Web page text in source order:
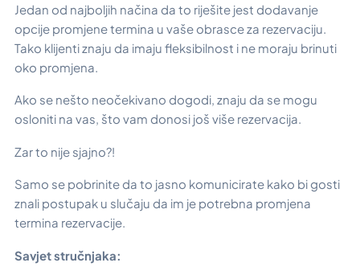
Jedan od najboljih načina da to riješite jest dodavanje
opcije promjene termina u vaše obrasce za rezervaciju.
Tako klijenti znaju da imaju fleksibilnost i ne moraju brinuti
oko promjena.
Ako se nešto neočekivano dogodi, znaju da se mogu
osloniti na vas, što vam donosi još više rezervacija.
Zar to nije sjajno?!
Samo se pobrinite da to jasno komunicirate kako bi gosti
znali postupak u slučaju da im je potrebna promjena
termina rezervacije.
Savjet stručnjaka: